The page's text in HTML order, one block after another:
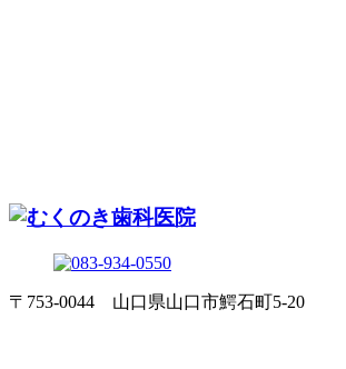
〒753-0044 山口県山口市鰐石町5-20